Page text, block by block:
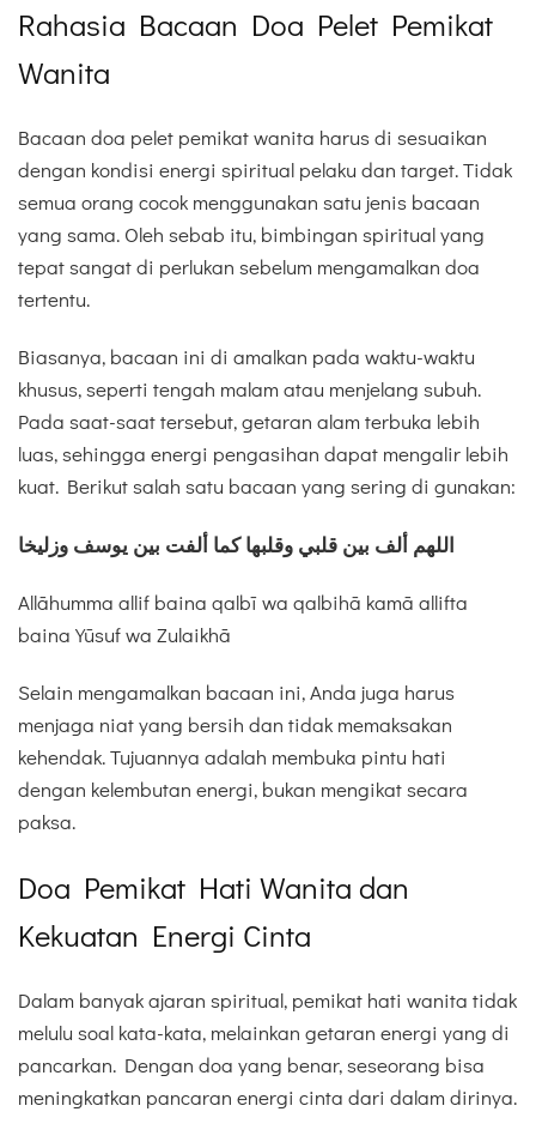
Rahasia Bacaan Doa Pelet Pemikat
Wanita
Bacaan doa pelet pemikat wanita harus di sesuaikan
dengan kondisi energi spiritual pelaku dan target. Tidak
semua orang cocok menggunakan satu jenis bacaan
yang sama. Oleh sebab itu, bimbingan spiritual yang
tepat sangat di perlukan sebelum mengamalkan doa
tertentu.
Biasanya, bacaan ini di amalkan pada waktu-waktu
khusus, seperti tengah malam atau menjelang subuh.
Pada saat-saat tersebut, getaran alam terbuka lebih
luas, sehingga energi pengasihan dapat mengalir lebih
kuat. Berikut salah satu bacaan yang sering di gunakan:
اللهم ألف بين قلبي وقلبها كما ألفت بين يوسف وزليخا
Allāhumma allif baina qalbī wa qalbihā kamā allifta
baina Yūsuf wa Zulaikhā
Selain mengamalkan bacaan ini, Anda juga harus
menjaga niat yang bersih dan tidak memaksakan
kehendak. Tujuannya adalah membuka pintu hati
dengan kelembutan energi, bukan mengikat secara
paksa.
Doa Pemikat Hati Wanita dan
Kekuatan Energi Cinta
Dalam banyak ajaran spiritual, pemikat hati wanita tidak
melulu soal kata-kata, melainkan getaran energi yang di
pancarkan. Dengan doa yang benar, seseorang bisa
meningkatkan pancaran energi cinta dari dalam dirinya.